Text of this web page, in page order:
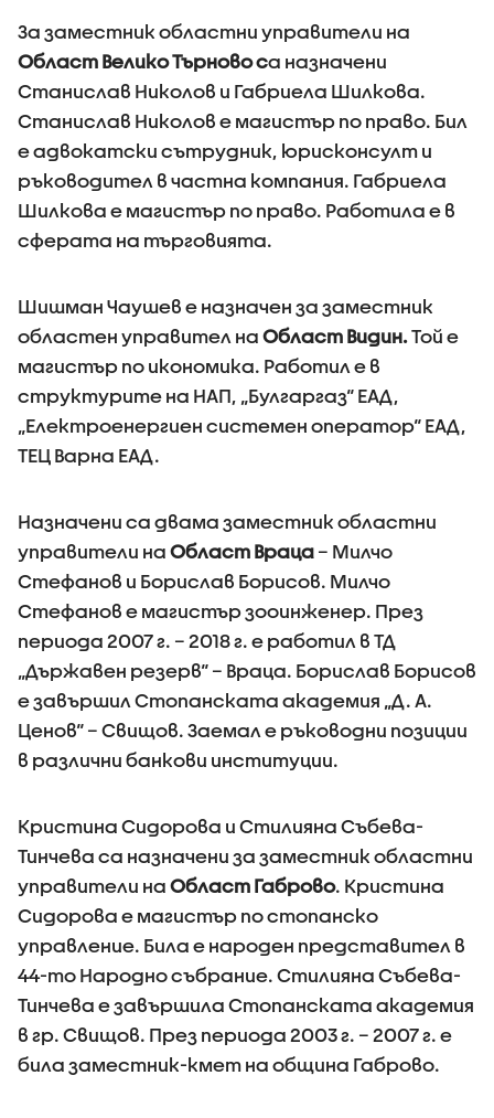
За заместник областни управители на
Област Велико Търново са назначени
Станислав Николов и Габриела Шилкова.
Станислав Николов е магистър по право. Бил
е адвокатски сътрудник, юрисконсулт и
ръководител в частна компания. Габриела
Шилкова е магистър по право. Работила е в
сферата на търговията.
Шишман Чаушев е назначен за заместник
областен управител на Област Видин.Той е
магистър по икономика. Работил е в
структурите на НАП, „Булгаргаз“ ЕАД,
„Електроенергиен системен оператор“ ЕАД,
ТЕЦ Варна ЕАД.
Назначени са двама заместник областни
управители на Област Враца – Милчо
Стефанов и Борислав Борисов. Милчо
Стефанов е магистър зооинженер. През
периода 2007 г. – 2018 г. е работил в ТД
„Държавен резерв“ – Враца. Борислав Борисов
е завършил Стопанската академия „Д. А.
Ценов“ – Свищов. Заемал е ръководни позиции
в различни банкови институции.
Кристина Сидорова и Стилияна Събева-
Тинчева са назначени за заместник областни
управители на Област Габрово. Кристина
Сидорова е магистър по стопанско
управление. Била е народен представител в
44-то Народно събрание. Стилияна Събева-
Тинчева е завършила Стопанската академия
в гр. Свищов. През периода 2003 г. – 2007 г. е
била заместник-кмет на община Габрово.